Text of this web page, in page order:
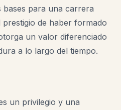
para una carrera
de haber formado
un valor diferenciado
a lo largo del tiempo.
un privilegio y una